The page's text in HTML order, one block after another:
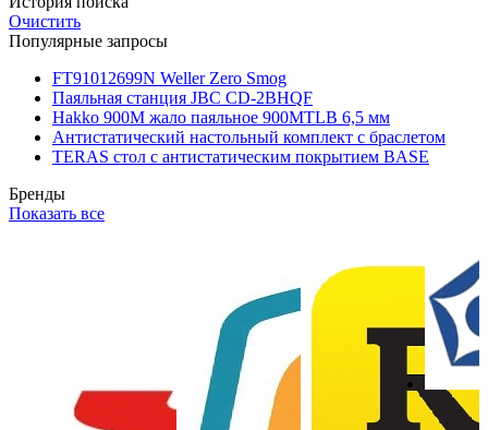
Очистить
Популярные запросы
FT91012699N Weller Zero Smog
Паяльная станция JBC CD-2BHQF
Hakko 900M жало паяльное 900MTLB 6,5 мм
Антистатический настольный комплект с браслетом
TERAS стол с антистатическим покрытием BASE
Бренды
Показать все